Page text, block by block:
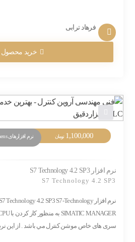
فرهاد ترابی
خرید محصول
1,100,000 تومان
نرم افزار S7 Technology 4.2 SP3
S7 Technology 4.2 SP3
سری های خاص موشن کنترل مي باشد . از این نرم